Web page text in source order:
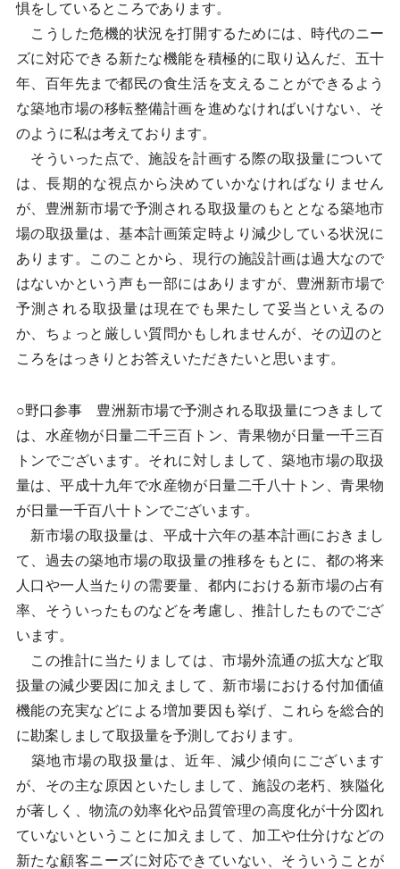
惧をしているところであります。
こうした危機的状況を打開するためには、時代のニー
ズに対応できる新たな機能を積極的に取り込んだ、五十
年、百年先まで都民の食生活を支えることができるよう
な築地市場の移転整備計画を進めなければいけない、そ
のように私は考えております。
そういった点で、施設を計画する際の取扱量について
は、長期的な視点から決めていかなければなりません
が、豊洲新市場で予測される取扱量のもととなる築地市
場の取扱量は、基本計画策定時より減少している状況に
あります。このことから、現行の施設計画は過大なので
はないかという声も一部にはありますが、豊洲新市場で
予測される取扱量は現在でも果たして妥当といえるの
か、ちょっと厳しい質問かもしれませんが、その辺のと
ころをはっきりとお答えいただきたいと思います。
○野口参事 豊洲新市場で予測される取扱量につきまして
は、水産物が日量二千三百トン、青果物が日量一千三百
トンでございます。それに対しまして、築地市場の取扱
量は、平成十九年で水産物が日量二千八十トン、青果物
が日量一千百八十トンでございます。
新市場の取扱量は、平成十六年の基本計画におきまし
て、過去の築地市場の取扱量の推移をもとに、都の将来
人口や一人当たりの需要量、都内における新市場の占有
率、そういったものなどを考慮し、推計したものでござ
います。
この推計に当たりましては、市場外流通の拡大など取
扱量の減少要因に加えまして、新市場における付加価値
機能の充実などによる増加要因も挙げ、これらを総合的
に勘案しまして取扱量を予測しております。
築地市場の取扱量は、近年、減少傾向にございます
が、その主な原因といたしまして、施設の老朽、狭隘化
が著しく、物流の効率化や品質管理の高度化が十分図れ
ていないということに加えまして、加工や仕分けなどの
新たな顧客ニーズに対応できていない、そういうことが